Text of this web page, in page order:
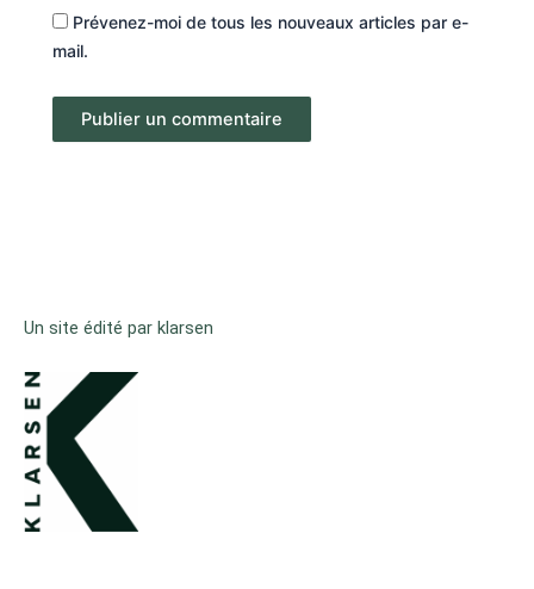
Prévenez-moi de tous les nouveaux articles par e-
mail.
Un site édité par klarsen